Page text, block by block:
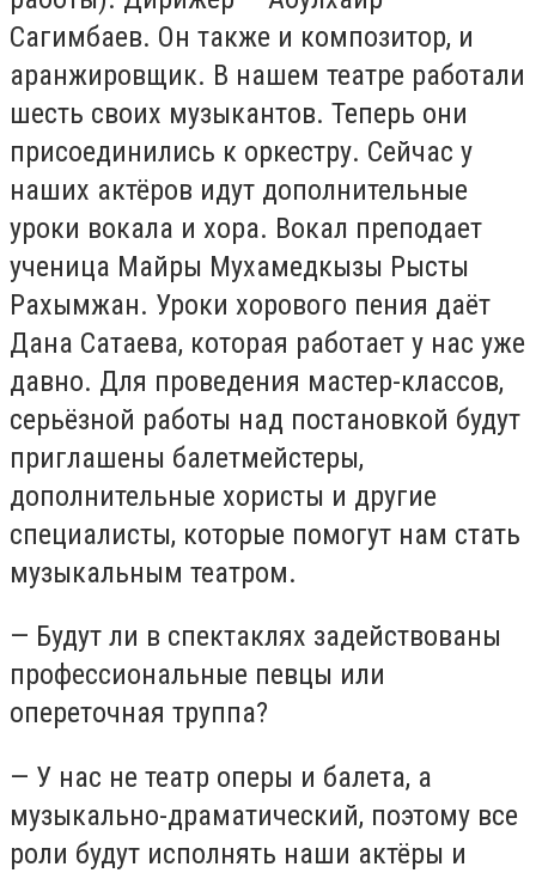
Сагимбаев. Он также и композитор, и
аранжировщик. В нашем театре работали
шесть своих музыкантов. Теперь они
присоединились к оркестру. Сейчас у
наших актёров идут дополнительные
уроки вокала и хора. Вокал преподает
ученица Майры Мухамедкызы Рысты
Рахымжан. Уроки хорового пения даёт
Дана Сатаева, которая работает у нас уже
давно. Для проведения мастер-классов,
серьёзной работы над постановкой будут
приглашены балетмейстеры,
дополнительные хористы и другие
специалисты, которые помогут нам стать
музыкальным театром.
— Будут ли в спектаклях задействованы
профессиональные певцы или
опереточная труппа?
— У нас не театр оперы и балета, а
музыкально-драматический, поэтому все
роли будут исполнять наши актёры и